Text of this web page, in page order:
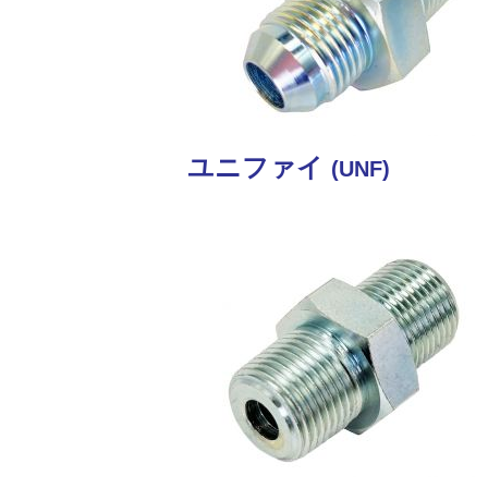
ユニファイ (UNF)